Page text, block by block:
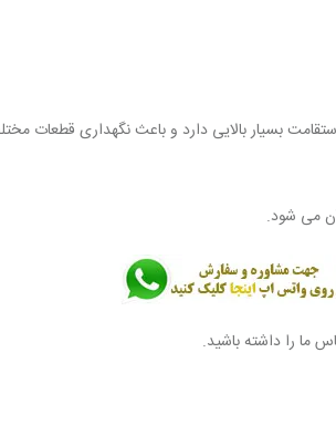
بسیار بالایی دارد و باعث نگهداری قطعات
می شود.
ما را داشته باشید.